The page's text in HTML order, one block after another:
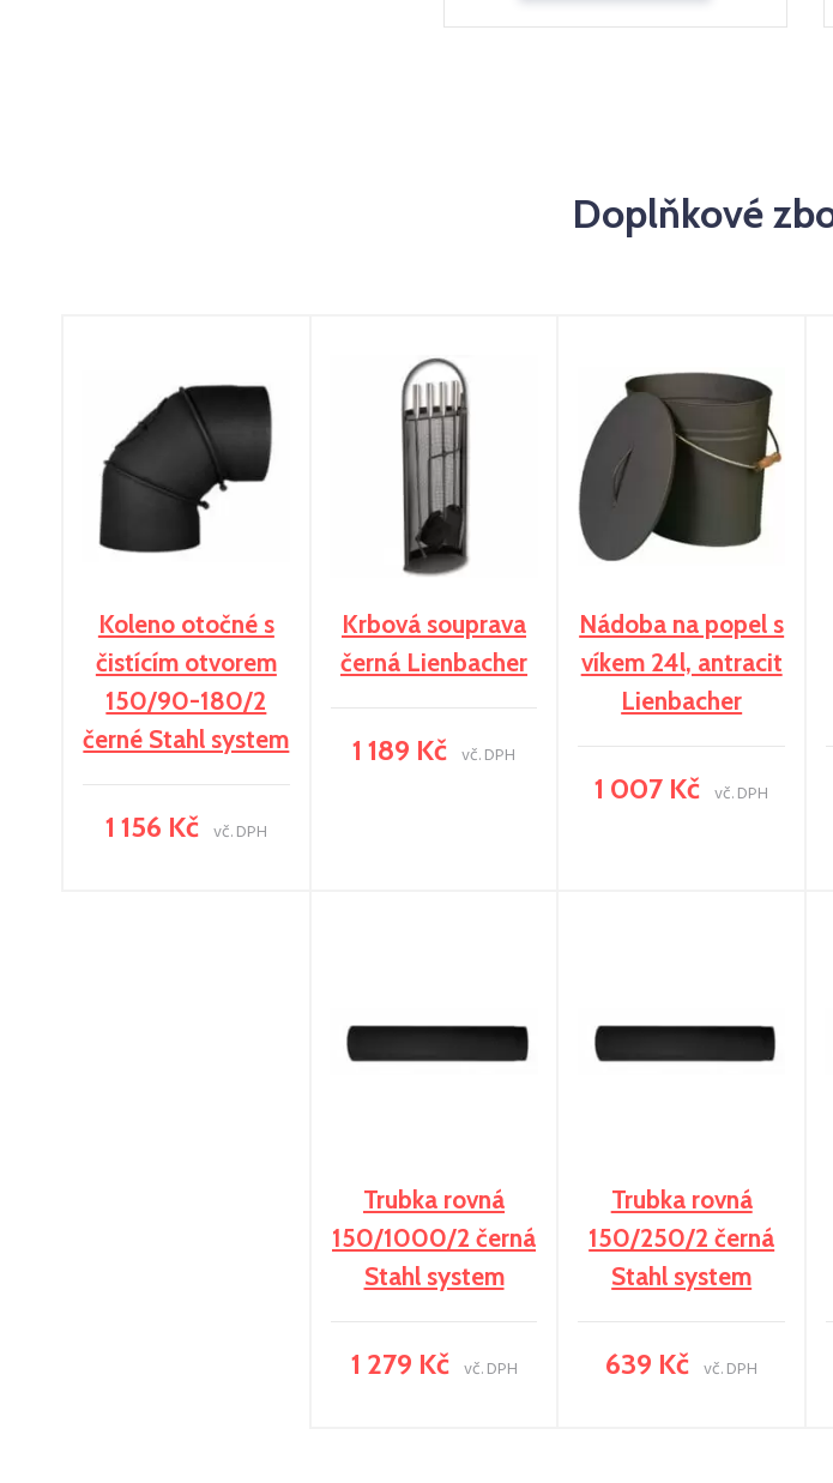
Doplňkové
Koleno otočné s
čistícím otvorem
150/90-180/2
černé Stahl system
1 156 Kč vč. DPH
Krbová souprava
černá Lienbacher
1 189 Kč vč. DPH
Nádoba na popel s
víkem 24l, antracit
Lienbacher
1 007 Kč vč. DPH
Trubka rovná
150/1000/2 černá
Stahl system
1 279 Kč vč. DPH
Trubka rovná
150/250/2 černá
Stahl system
639 Kč vč. DPH